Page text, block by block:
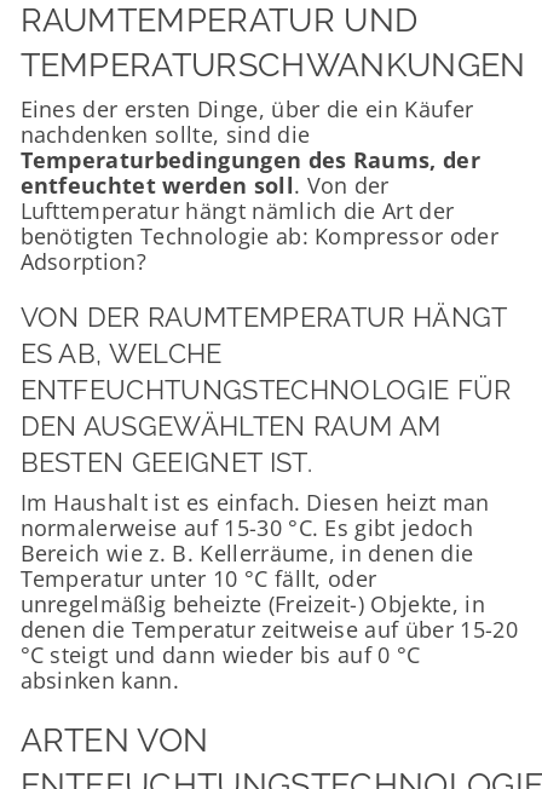
RAUMTEMPERATUR UND
TEMPERATURSCHWANKUNGEN
Eines der ersten Dinge, über die ein Käufer
nachdenken sollte, sind die
Temperaturbedingungen des Raums, der
entfeuchtet werden soll. Von der
Lufttemperatur hängt nämlich die Art der
benötigten Technologie ab: Kompressor oder
Adsorption?
VON DER RAUMTEMPERATUR HÄNGT
ES AB, WELCHE
ENTFEUCHTUNGSTECHNOLOGIE FÜR
DEN AUSGEWÄHLTEN RAUM AM
BESTEN GEEIGNET IST.
Im Haushalt ist es einfach. Diesen heizt man
normalerweise auf 15-30 °C. Es gibt jedoch
Bereich wie z. B. Kellerräume, in denen die
Temperatur unter 10 °C fällt, oder
unregelmäßig beheizte (Freizeit-) Objekte, in
denen die Temperatur zeitweise auf über 15-20
°C steigt und dann wieder bis auf 0 °C
absinken kann.
ARTEN VON